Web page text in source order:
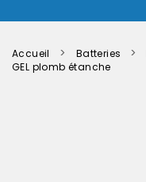
Accueil Batteries
GEL plomb étanche